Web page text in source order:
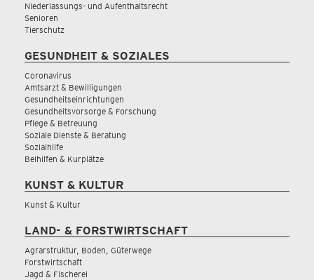
Niederlassungs- und Aufenthaltsrecht
Senioren
Tierschutz
GESUNDHEIT & SOZIALES
Coronavirus
Amtsarzt & Bewilligungen
Gesundheitseinrichtungen
Gesundheitsvorsorge & Forschung
Pflege & Betreuung
Soziale Dienste & Beratung
Sozialhilfe
Beihilfen & Kurplätze
KUNST & KULTUR
Kunst & Kultur
LAND- & FORSTWIRTSCHAFT
Agrarstruktur, Boden, Güterwege
Forstwirtschaft
Jagd & Fischerei